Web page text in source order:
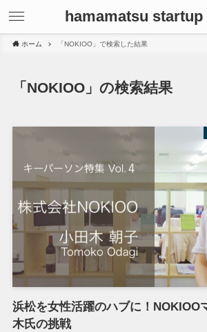
hamamatsu startup
ホーム 「NOKIOO」で検索した結果
「NOKIOO」の検索結果
浜松を女性活躍のハブに！NOKIOO
木氏の挑戦